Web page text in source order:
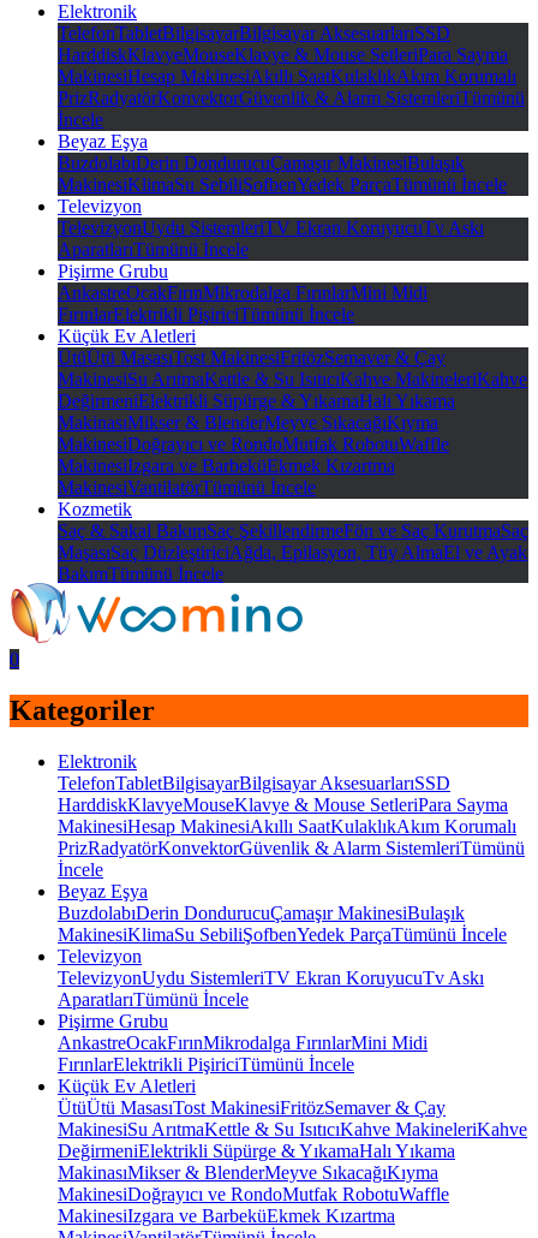
Elektronik
TelefonTabletBilgisayarBilgisayar AksesuarlarıSSD
HarddiskKlavyeMouseKlavye & Mouse SetleriPara Sayma
MakinesiHesap MakinesiAkıllı SaatKulaklıkAkım Korumalı
PrizRadyatörKonvektorGüvenlik & Alarm SistemleriTümünü
İncele
Beyaz Eşya
BuzdolabıDerin DondurucuÇamaşır MakinesiBulaşık
MakinesiKlimaSu SebiliŞofbenYedek ParçaTümünü İncele
Televizyon
TelevizyonUydu SistemleriTV Ekran KoruyucuTv Askı
AparatlarıTümünü İncele
Pişirme Grubu
AnkastreOcakFırınMikrodalga FırınlarMini Midi
FırınlarElektrikli PişiriciTümünü İncele
Küçük Ev Aletleri
ÜtüÜtü MasasıTost MakinesiFritözSemaver & Çay
MakinesiSu ArıtmaKettle & Su IsıtıcıKahve MakineleriKahve
DeğirmeniElektrikli Süpürge & YıkamaHalı Yıkama
MakinasıMikser & BlenderMeyve SıkacağıKıyma
MakinesiDoğrayıcı ve RondoMutfak RobotuWaffle
MakinesiIzgara ve BarbeküEkmek Kızartma
MakinesiVantilatörTümünü İncele
Kozmetik
Saç & Sakal BakımSaç ŞekillendirmeFön ve Saç KurutmaSaç
MaşasıSaç DüzleştiriciAğda, Epilasyon, Tüy AlmaEl ve Ayak
BakımTümünü İncele
Ev & Yaşam
Sağlık & Medikal
Anne & Bebek & Çocuk
0
Kategoriler
Elektronik
TelefonTabletBilgisayarBilgisayar AksesuarlarıSSD
HarddiskKlavyeMouseKlavye & Mouse SetleriPara Sayma
MakinesiHesap MakinesiAkıllı SaatKulaklıkAkım Korumalı
PrizRadyatörKonvektorGüvenlik & Alarm SistemleriTümünü
İncele
Beyaz Eşya
BuzdolabıDerin DondurucuÇamaşır MakinesiBulaşık
MakinesiKlimaSu SebiliŞofbenYedek ParçaTümünü İncele
Televizyon
TelevizyonUydu SistemleriTV Ekran KoruyucuTv Askı
AparatlarıTümünü İncele
Pişirme Grubu
AnkastreOcakFırınMikrodalga FırınlarMini Midi
FırınlarElektrikli PişiriciTümünü İncele
Küçük Ev Aletleri
ÜtüÜtü MasasıTost MakinesiFritözSemaver & Çay
MakinesiSu ArıtmaKettle & Su IsıtıcıKahve MakineleriKahve
DeğirmeniElektrikli Süpürge & YıkamaHalı Yıkama
MakinasıMikser & BlenderMeyve SıkacağıKıyma
MakinesiDoğrayıcı ve RondoMutfak RobotuWaffle
MakinesiIzgara ve BarbeküEkmek Kızartma